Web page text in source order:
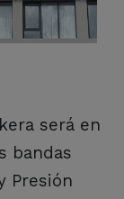
será en
bandas
Presión